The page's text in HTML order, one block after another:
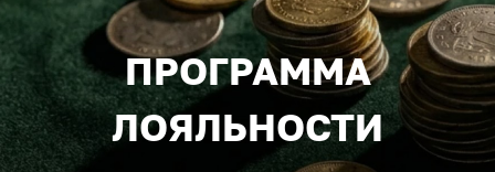
ПРОГРАММА
ЛОЯЛЬНОСТИ